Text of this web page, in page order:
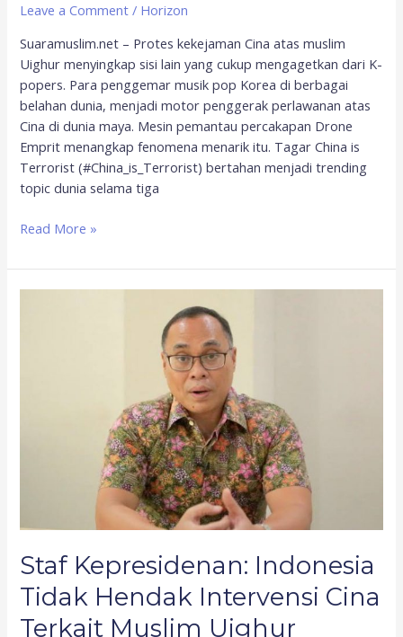
Leave a Comment / Horizon
Suaramuslim.net – Protes kekejaman Cina atas muslim
Uighur menyingkap sisi lain yang cukup mengagetkan dari K-
popers. Para penggemar musik pop Korea di berbagai
belahan dunia, menjadi motor penggerak perlawanan atas
Cina di dunia maya. Mesin pemantau percakapan Drone
Emprit menangkap fenomena menarik itu. Tagar China is
Terrorist (#China_is_Terrorist) bertahan menjadi trending
topic dunia selama tiga
Read More »
Staf Kepresidenan: Indonesia
Tidak Hendak Intervensi Cina
Terkait Muslim Uighur